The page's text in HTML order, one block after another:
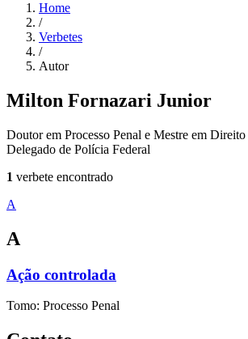
Home
/
Verbetes
/
Autor
Milton Fornazari Junior
Doutor em Processo Penal e Mestre em
Delegado de Polícia Federal
1 verbete encontrado
A
A
Ação controlada
Tomo: Processo Penal